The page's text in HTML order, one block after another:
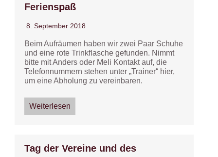
Ferienspaß
8. September 2018
Beim Aufräumen haben wir zwei Paar Schuhe
und eine rote Trinkflasche gefunden. Nimmt
bitte mit Anders oder Meli Kontakt auf, die
Telefonnummern stehen unter „Trainer“ hier,
um eine Abholung zu vereinbaren.
Weiterlesen
Tag der Vereine und des